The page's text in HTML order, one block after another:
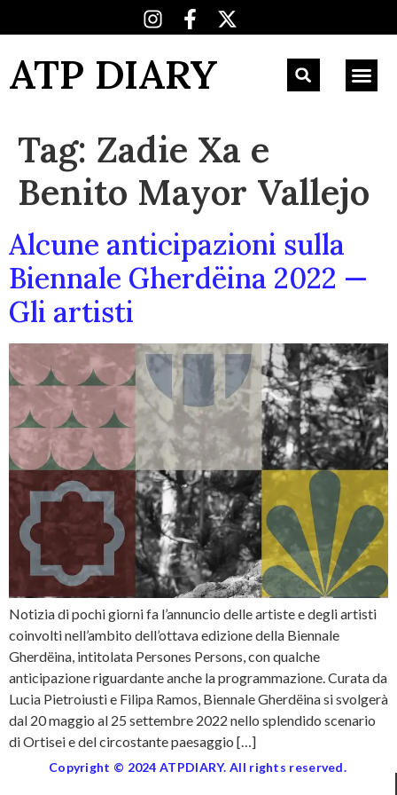
ATP DIARY
Tag: Zadie Xa e
Benito Mayor Vallejo
Alcune anticipazioni sulla
Biennale Gherdëina 2022 —
Gli artisti
Notizia di pochi giorni fa l’annuncio delle artiste e degli artisti
coinvolti nell’ambito dell’ottava edizione della Biennale
Gherdëina, intitolata Persones Persons, con qualche
anticipazione riguardante anche la programmazione. Curata da
Lucia Pietroiusti e Filipa Ramos, Biennale Gherdëina si svolgerà
dal 20 maggio al 25 settembre 2022 nello splendido scenario
di Ortisei e del circostante paesaggio […]
Copyright © 2024 ATPDIARY. All rights reserved.